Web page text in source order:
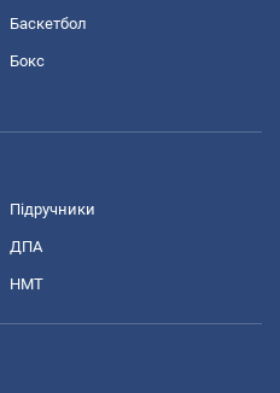
Баскетбол
Бокс
Підручники
ДПА
НМТ